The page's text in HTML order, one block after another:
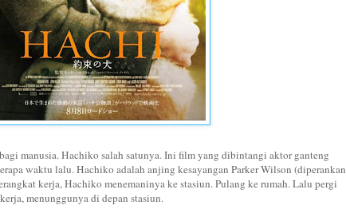
manusia. Hachiko salah satunya. Ini film yang dibintangi aktor ganteng
waktu lalu. Hachiko adalah anjing kesayangan Parker Wilson (diperankan
kerja, Hachiko menemaninya ke stasiun. Pulang ke rumah. Lalu pergi
menunggunya di depan stasiun.